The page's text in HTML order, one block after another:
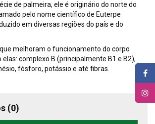
de palmeira, ele é originário do norte do
pelo nome científico de Euterpe
em diversas regiões do país e do
melhoram o funcionamento do corpo
complexo B (principalmente B1 e B2),
fósforo, potássio e até fibras.
(0)